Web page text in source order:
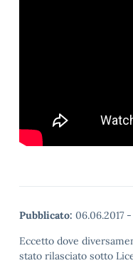
Pubblicato: 06.06.2017 -
Eccetto dove
stato rilasciato sotto